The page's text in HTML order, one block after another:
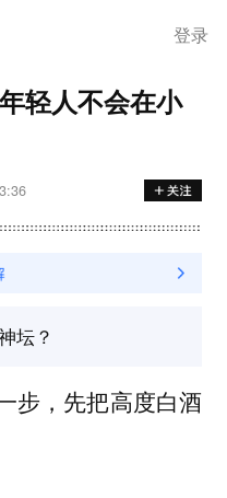
登录
轻人不会在小
坛？
步，先把高度白酒